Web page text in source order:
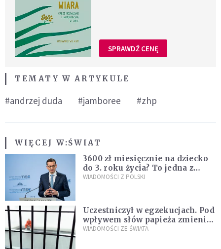
SPRAWDŹ CENĘ
TEMATY W ARTYKULE
#andrzej duda #jamboree #zhp
WIĘCEJ W:ŚWIAT
3600 zł miesięcznie na dziecko
do 3. roku życia? To jedna z
propozycji programu "Rozwój
WIADOMOŚCI Z POLSKI
Uczestniczył w egzekucjach. Pod
wpływem słów papieża zmienił
zdanie
WIADOMOŚCI ZE ŚWIATA